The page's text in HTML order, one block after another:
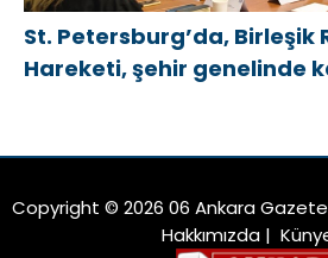
St. Petersburg’da, Birleşik
Hareketi, şehir genelinde
Copyright © 2026 06 Ankara
Hakkımızda |